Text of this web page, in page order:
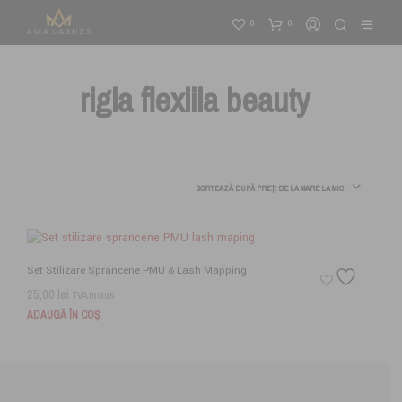
0 0
rigla flexiila beauty
SORTEAZĂ DUPĂ PREȚ: DE LA MARE LA MIC
Set Stilizare Sprancene PMU & Lash Mapping
25,00lei TVA Inclus
ADAUGĂ ÎN COȘ